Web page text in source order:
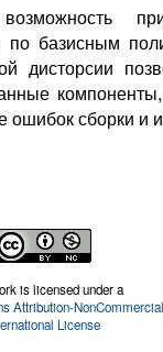
по базисным
дисторсии
ошибок сборки и
is licensed under a
Attribution-
License